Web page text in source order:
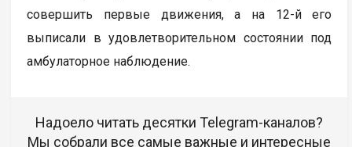
совершить первые движения, а на 12-й его
выписали в удовлетворительном состоянии под
амбулаторное наблюдение.
Надоело читать десятки Telegram-каналов?
Мы собрали все самые важные и интересные